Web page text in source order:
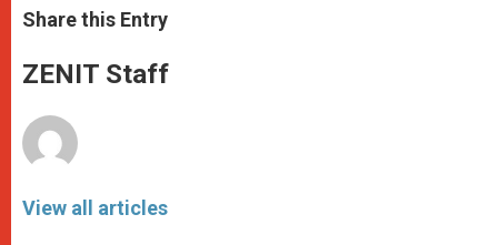
t
s
p
p
s
e
g
e
e
b
o
k
Share this Entry
ZENIT Staff
View all articles